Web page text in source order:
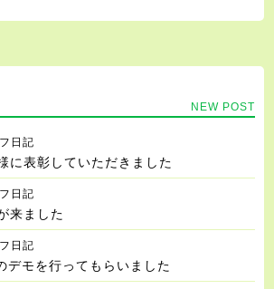
NEW POST
日記
に表彰していただきました
日記
来ました
日記
モを行ってもらいました